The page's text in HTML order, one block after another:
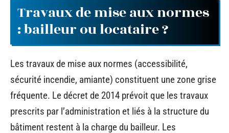
Travaux de mise aux normes
: bailleur ou locataire ?
Les travaux de mise aux normes (accessibilité,
sécurité incendie, amiante) constituent une zone grise
fréquente. Le décret de 2014 prévoit que les travaux
prescrits par l’administration et liés à la structure du
bâtiment restent à la charge du bailleur. Les